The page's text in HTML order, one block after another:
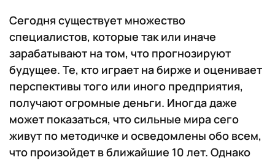
Сегодня существует множество
специалистов, которые так или иначе
зарабатывают на том, что прогнозируют
будущее. Те, кто играет на бирже и оценивает
перспективы того или иного предприятия,
получают огромные деньги. Иногда даже
может показаться, что сильные мира сего
живут по методичке и осведомлены обо всем,
что произойдет в ближайшие 10 лет. Однако